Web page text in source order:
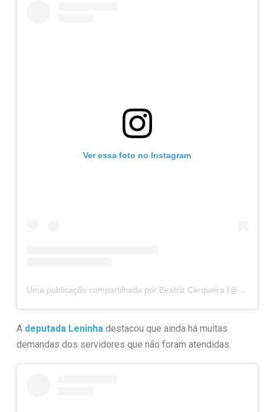
Ver essa foto no Instagram
Uma publicação compartilhada por Beatriz Cerqueira (@beatriz__cerqueira)
A deputada Leninhadestacou que ainda há muitas
demandas dos servidores que não foram atendidas.